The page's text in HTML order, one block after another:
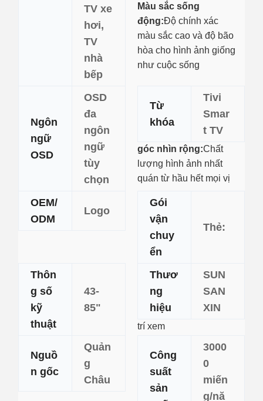
TV xe
hơi,
TV
nhà
bếp
Ngôn
ngữ
OSD
OSD
đa
ngôn
ngữ
tùy
chọn
Từ
khóa
Tivi
Smar
t TV
OEM/
ODM
Logo
Gói
vận
chuy
ển
Thẻ:
Thôn
g số
kỹ
thuật
43-
85"
Thươ
ng
hiệu
SUN
SAN
XIN
Nguồ
n gốc
Quản
g
Châu
Công
suất
sản
3000
0
miến
g/nă
Màu sắc sống
động:Độ chính xác
màu sắc cao và độ bão
hòa cho hình ảnh giống
như cuộc sống
góc nhìn rộng:Chất
lượng hình ảnh nhất
quán từ hầu hết mọi vị
trí xem